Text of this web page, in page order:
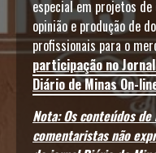
especial em projetos
opinião e produção de
profissionais para o
participação no
Diário de Minas On-
Nota: Os conteúdos
comentaristas não